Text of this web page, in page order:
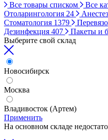
Все товары списком Все
Отоларингология 24
Стоматология 1379
Дезинфекция 407 Пакеты и
Выберите свой склад
Новосибирск
Москва
Владивосток (Артем)
Применить
На основном складе